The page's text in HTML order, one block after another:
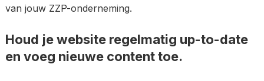
van jouw ZZP-onderneming.
Houd je website regelmatig up-to-date
en voeg nieuwe content toe.